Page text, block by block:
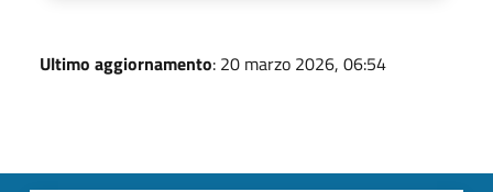
Ultimo aggiornamento: 20 marzo 2026, 06:54